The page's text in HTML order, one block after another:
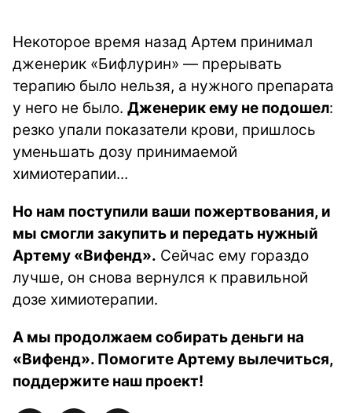
Некоторое время назад Артем принимал
дженерик «Бифлурин» — прерывать
терапию было нельзя, а нужного препарата
у него не было. Дженерик ему не подошел:
резко упали показатели крови, пришлось
уменьшать дозу принимаемой
химиотерапии...
Но нам поступили ваши пожертвования, и
мы смогли закупить и передать нужный
Артему «Вифенд». Сейчас ему гораздо
лучше, он снова вернулся к правильной
дозе химиотерапии.
А мы продолжаем собирать деньги на
«Вифенд». Помогите Артему вылечиться,
поддержите наш проект!